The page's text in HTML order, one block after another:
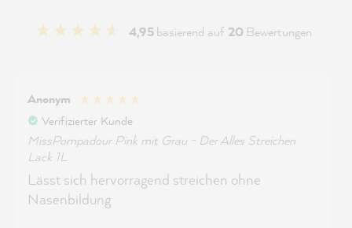
4,95basierend auf 20 Bewertungen
Anonym
Verifizierter Kunde
MissPompadour Pink mit Grau - Der Alles Streichen
Lack 1L
Lässt sich hervorragend streichen ohne
Nasenbildung